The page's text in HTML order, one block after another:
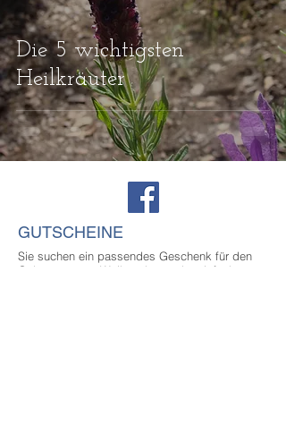
Die 5 wichtigsten
Heilkräuter
GUTSCHEINE
Sie suchen ein passendes Geschenk für den
Geburtstag, zu Weihnachten oder einfach, um